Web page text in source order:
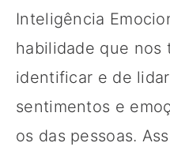
Inteligência
habilidade que nos
identificar e de
sentimentos e
os das pessoas.